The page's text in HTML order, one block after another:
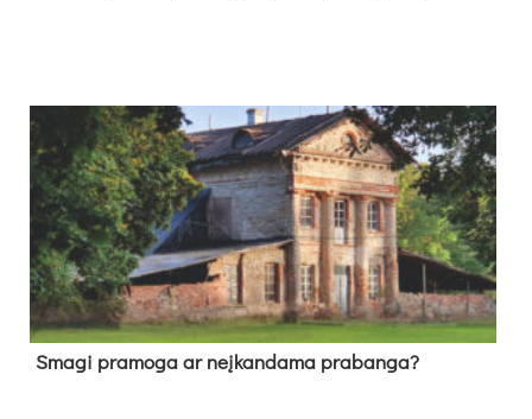
Sma­gi pra­mo­ga ar neį­kan­da­ma pra­ban­ga?